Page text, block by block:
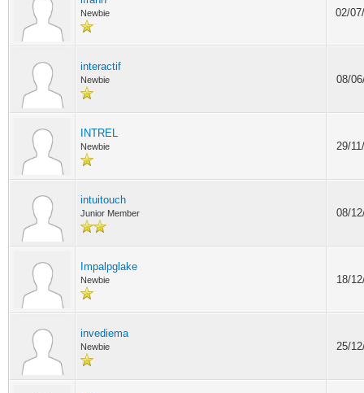
Newbie 02/
interactif
Newbie 08/
INTREL
Newbie 29/
intuitouch
Junior Member 08/
Impalpglake
Newbie 18/
invediema
Newbie 25/